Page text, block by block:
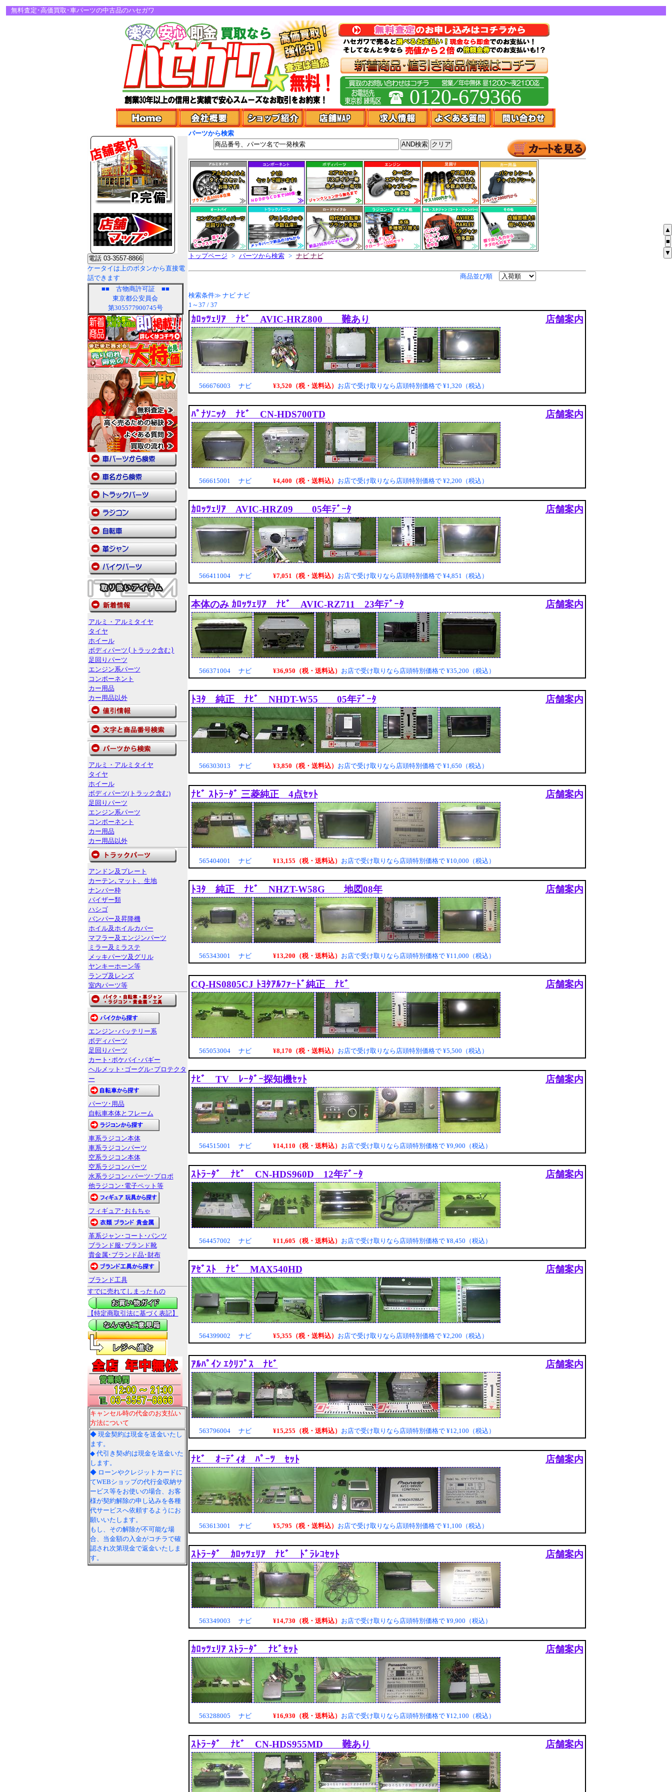
無料査定･高価買取･車パーツの中古品のハセガワ
0120-679366
ケータイは上のボタンから直接電
話できます
■■ 古物商許可証 ■■
東京都公安員会
第305577900745号
アルミ・アルミタイヤ
タイヤ
ホイール
ボディパーツ(トラック含む)
足回りパーツ
エンジン系パーツ
コンポーネント
カー用品
カー用品以外
アルミ・アルミタイヤ
タイヤ
ホイール
ボディパーツ(トラック含む)
足回りパーツ
エンジン系パーツ
コンポーネント
カー用品
カー用品以外
アンドン及プレート
カーテン､マット、生地
ナンバー枠
バイザー類
ハシゴ
バンパー及昇降機
ホイル及ホイルカバー
マフラー及エンジンパーツ
ミラー及ミラステ
メッキパーツ及グリル
ヤンキーホーン等
ランプ及レンズ
室内パーツ等
エンジン･バッテリー系
ボディパーツ
足回りパーツ
カート･ポケバイ･バギー
ヘルメット･ゴーグル･プロテクタ
ー
パーツ･用品
自転車本体とフレーム
車系ラジコン本体
車系ラジコンパーツ
空系ラジコン本体
空系ラジコンパーツ
水系ラジコン･パーツ･プロポ
他ラジコン･電子ペット等
フィギュア･おもちゃ
革系ジャン･コート･パンツ
ブランド服･ブランド靴
貴金属･ブランド品･財布
ブランド工具
すでに売れてしまったもの
【特定商取引法に基づく表記】
キャンセル時の代金のお支払い
方法について
◆ 現金契約は現金を送金いたし
ます。
◆ 代引き契s約は現金を送金いた
します。
◆ ローンやクレジットカードに
てWEBショップの代行金収納サ
ービス等をお使いの場合、お客
様が契約解除の申し込みを各種
代サービスへ依頼するようにお
願いいたします。
もし、その解除が不可能な場
合、当金額の入金がコチラで確
認され次第現金で返金いたしま
す。
パーツから検索
トップページ > パーツから検索 > ナビ ナビ
商品並び順
検索条件≫ ナビ ナビ
1～37 / 37
ｶﾛｯﾂｪﾘｱ ﾅﾋﾞ AVIC-HRZ800 難あり 店舗案内
566676003 ナビ ¥3,520（税・送料込） お店で受け取りなら店頭特別価格で¥1,320（税込）
ﾊﾟﾅｿﾆｯｸ ﾅﾋﾞ CN-HDS700TD 店舗案内
566615001 ナビ ¥4,400（税・送料込） お店で受け取りなら店頭特別価格で¥2,200（税込）
ｶﾛｯﾂｪﾘｱ AVIC-HRZ09 05年ﾃﾞｰﾀ 店舗案内
566411004 ナビ ¥7,051（税・送料込） お店で受け取りなら店頭特別価格で¥4,851（税込）
本体のみ ｶﾛｯﾂｪﾘｱ ﾅﾋﾞ AVIC-RZ711 23年ﾃﾞｰﾀ 店舗案内
566371004 ナビ ¥36,950（税・送料込） お店で受け取りなら店頭特別価格で¥35,200（税込）
ﾄﾖﾀ 純正 ﾅﾋﾞ NHDT-W55 05年ﾃﾞｰﾀ 店舗案内
566303013 ナビ ¥3,850（税・送料込） お店で受け取りなら店頭特別価格で¥1,650（税込）
ﾅﾋﾞ ｽﾄﾗｰﾀﾞ 三菱純正 4点ｾｯﾄ 店舗案内
565404001 ナビ ¥13,155（税・送料込） お店で受け取りなら店頭特別価格で¥10,000（税込）
ﾄﾖﾀ 純正 ﾅﾋﾞ NHZT-W58G 地図08年 店舗案内
565343001 ナビ ¥13,200（税・送料込） お店で受け取りなら店頭特別価格で¥11,000（税込）
CQ-HS0805CJ ﾄﾖﾀｱﾙﾌｧｰﾄﾞ純正 ﾅﾋﾞ 店舗案内
565053004 ナビ ¥8,170（税・送料込） お店で受け取りなら店頭特別価格で¥5,500（税込）
ﾅﾋﾞ TV ﾚｰﾀﾞｰ探知機ｾｯﾄ 店舗案内
564515001 ナビ ¥14,110（税・送料込） お店で受け取りなら店頭特別価格で¥9,900（税込）
ｽﾄﾗｰﾀﾞ ﾅﾋﾞ CN-HDS960D 12年ﾃﾞｰﾀ 店舗案内
564457002 ナビ ¥11,605（税・送料込） お店で受け取りなら店頭特別価格で¥8,450（税込）
ｱｾﾞｽﾄ ﾅﾋﾞ MAX540HD 店舗案内
564399002 ナビ ¥5,355（税・送料込） お店で受け取りなら店頭特別価格で¥2,200（税込）
ｱﾙﾊﾟｲﾝ ｴｸﾘﾌﾟｽ ﾅﾋﾞ 店舗案内
563796004 ナビ ¥15,255（税・送料込） お店で受け取りなら店頭特別価格で¥12,100（税込）
ﾅﾋﾞ ｵｰﾃﾞｨｵ ﾊﾟｰﾂ ｾｯﾄ 店舗案内
563613001 ナビ ¥5,795（税・送料込） お店で受け取りなら店頭特別価格で¥1,100（税込）
ｽﾄﾗｰﾀﾞ ｶﾛｯﾂｪﾘｱ ﾅﾋﾞ ﾄﾞﾗﾚｺｾｯﾄ 店舗案内
563349003 ナビ ¥14,730（税・送料込） お店で受け取りなら店頭特別価格で¥9,900（税込）
ｶﾛｯﾂｪﾘｱ ｽﾄﾗｰﾀﾞ ﾅﾋﾞｾｯﾄ 店舗案内
563288005 ナビ ¥16,930（税・送料込） お店で受け取りなら店頭特別価格で¥12,100（税込）
ｽﾄﾗｰﾀﾞ ﾅﾋﾞ CN-HDS955MD 難あり 店舗案内
▲
■
▼